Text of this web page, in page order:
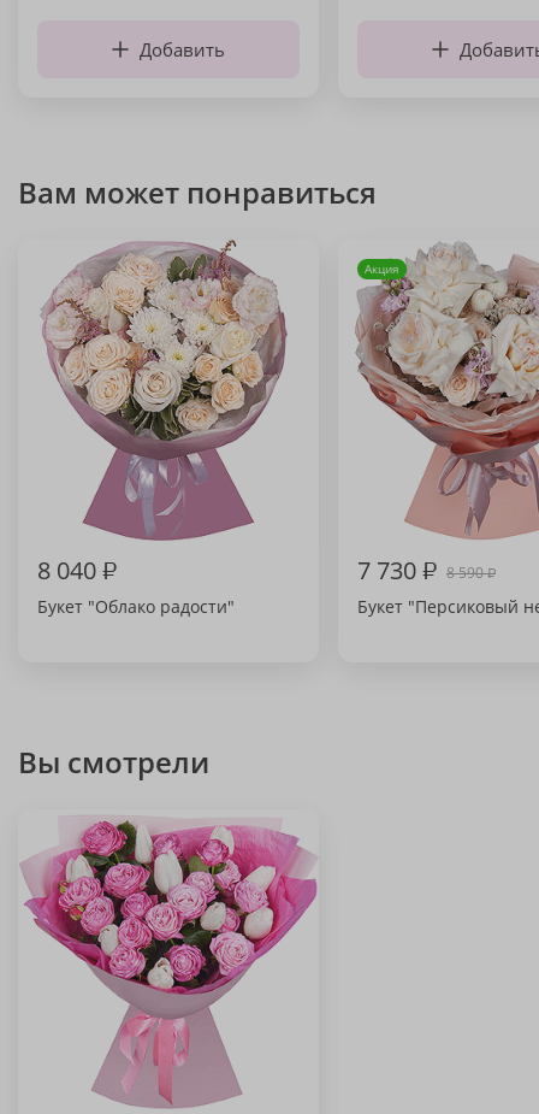
Добавить
Вам может понравиться
8 040₽
Букет "Облако радости"
Акция
7 730₽ 8 590₽
Букет "Персиковый
Вы смотрели